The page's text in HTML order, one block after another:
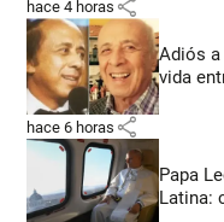
hace 4 horas share
Adiós
vida
hace 6 horas share
Papa
Latina: